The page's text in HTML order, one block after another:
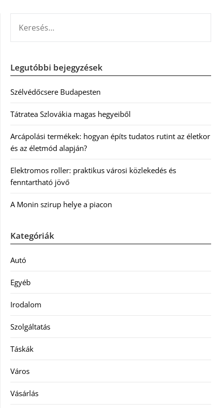
Legutóbbi bejegyzések
Szélvédőcsere Budapesten
Tátratea Szlovákia magas hegyeiből
Arcápolási termékek: hogyan építs tudatos rutint az életkor
és az életmód alapján?
Elektromos roller: praktikus városi közlekedés és
fenntartható jövő
A Monin szirup helye a piacon
Kategóriák
Autó
Egyéb
Irodalom
Szolgáltatás
Táskák
Város
Vásárlás